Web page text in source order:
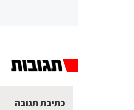
כתיבת תגובה